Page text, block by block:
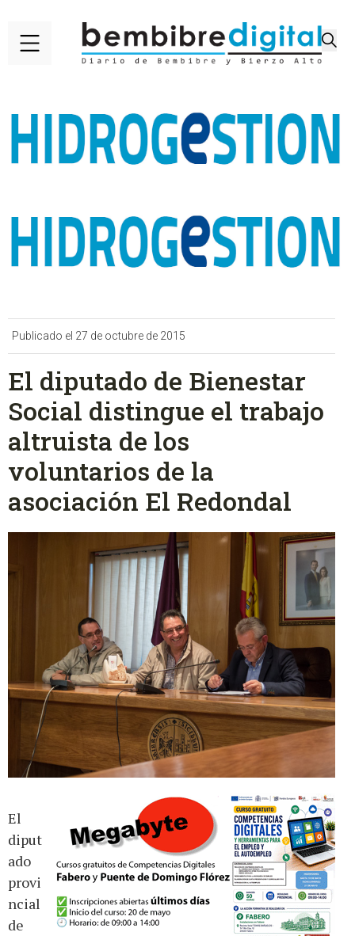
Publicado el 27 de octubre de 2015
El diputado de Bienestar
Social distingue el trabajo
altruista de los
voluntarios de la
asociación El Redondal
El
diput
ado
provi
ncial
de